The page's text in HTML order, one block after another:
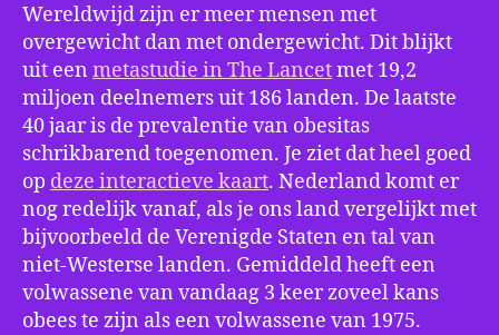
Wereldwijd zijn er meer mensen met
overgewicht dan met ondergewicht. Dit blijkt
uit een metastudie in The Lancetmet 19,2
miljoen deelnemers uit 186 landen. De laatste
40 jaar is de prevalentie van obesitas
schrikbarend toegenomen. Je ziet dat heel goed
op deze interactieve kaart. Nederland komt er
nog redelijk vanaf, als je ons land vergelijkt met
bijvoorbeeld de Verenigde Staten en tal van
niet-Westerse landen. Gemiddeld heeft een
volwassene van vandaag 3 keer zoveel kans
obees te zijn als een volwassene van 1975.